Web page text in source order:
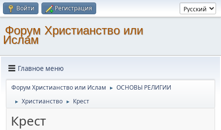
Войти Регистрация
Форум Христианство или
Ислам
Главное меню
Форум Христианство или Ислам ► ОСНОВЫ РЕЛИГИИ
► Христианство ► Крест
Крест